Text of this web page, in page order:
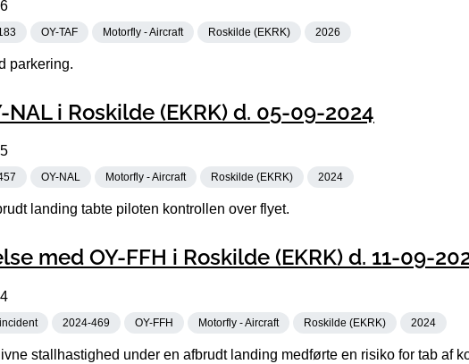
OY-TAF Motorfly - Aircraft Roskilde (EKRK) 2026
parkering.
NAL i Roskilde (EKRK) d. 05-09-2024
OY-NAL Motorfly - Aircraft Roskilde (EKRK) 2024
landing tabte piloten kontrollen over flyet.
med OY-FFH i Roskilde (EKRK) d. 11-09-
2024-469 OY-FFH Motorfly - Aircraft Roskilde (EKRK) 2024
stallhastighed under en afbrudt landing medførte en risiko for tab af